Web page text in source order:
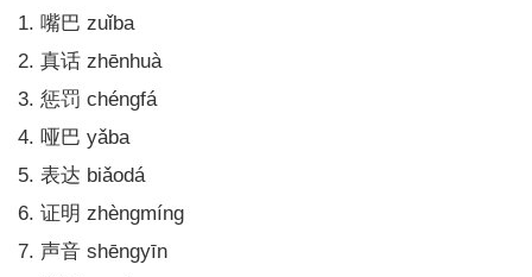
1. 嘴巴 zuǐba
2. 真话 zhēnhuà
3. 惩罚 chéngfá
4. 哑巴 yǎba
5. 表达 biǎodá
6. 证明 zhèngmíng
7. 声音 shēngyīn